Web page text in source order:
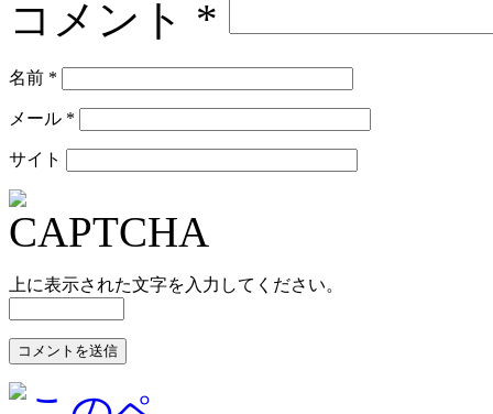
コメント *
名前 *
メール *
サイト
上に表示された文字を入力してください。